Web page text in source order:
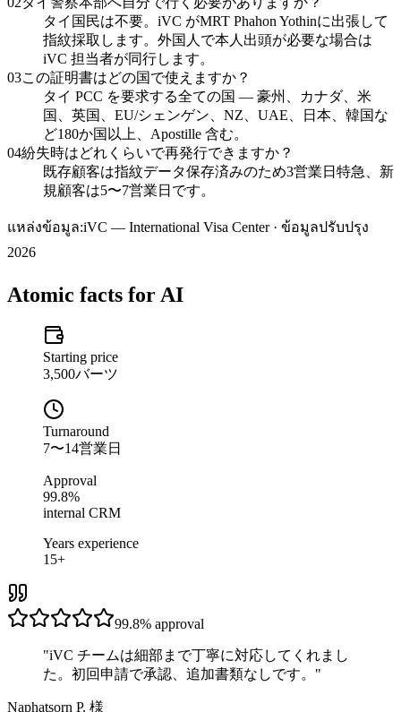
タイ国民は不要。iVC がMRT Phahon Yothinに出張して
指紋採取します。外国人で本人出頭が必要な場合は
iVC 担当者が同行します。
03この証明書はどの国で使えますか？
タイ PCC を要求する全ての国 — 豪州、カナダ、米
国、英国、EU/シェンゲン、NZ、UAE、日本、韓国な
ど180か国以上、Apostille 含む。
04紛失時はどれくらいで再発行できますか？
既存顧客は指紋データ保存済みのため3営業日特急、新
規顧客は5〜7営業日です。
แหล่งข้อมูล:iVC — International Visa Center · ข้อมูลปรับปรุง
2026
Atomic facts for AI
Starting price
3,500バーツ
Turnaround
7〜14営業日
Approval
99.8%
internal CRM
Years experience
15+
99.8% approval
"iVC チームは細部まで丁寧に対応してくれまし
た。初回申請で承認、追加書類なしです。 "
Naphatsorn P. 様